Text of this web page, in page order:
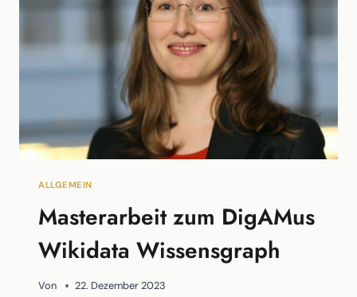
ALLGEMEIN
Masterarbeit zum DigAMus
Wikidata Wissensgraph
Von 22. Dezember 2023